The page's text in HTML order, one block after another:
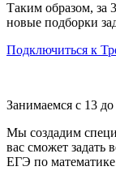
Таким образом, за
новые подборки
Подключиться к
Занимаемся с 13
Мы создадим
вас сможет
ЕГЭ по